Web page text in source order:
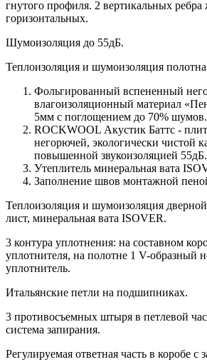
гнутого профиля. 2 вертикальных ребра
горизонтальных.
Шумоизоляция до 55дБ.
Теплоизоляция и шумоизоляция
Фольгированный вспененный
влагоизоляционный материал
5мм с поглощением до 70% шумов.
ROCKWOOL Акустик Баттс -
негорючей, экологически чистой
повышенной звукоизоляцией 55дБ.
Утеплитель минеральная вата
Заполнение швов монтажной
Теплоизоляция и шумоизоляция
лист, минеральная вата ISOVER.
3 контура уплотнения: на составном
уплотнителя, на полотне 1 V-образный
уплотнитель.
Итальянские петли на подшипниках.
3 противосъемных штыря в петлевой
система запирания.
Регулируемая ответная часть в коробе с